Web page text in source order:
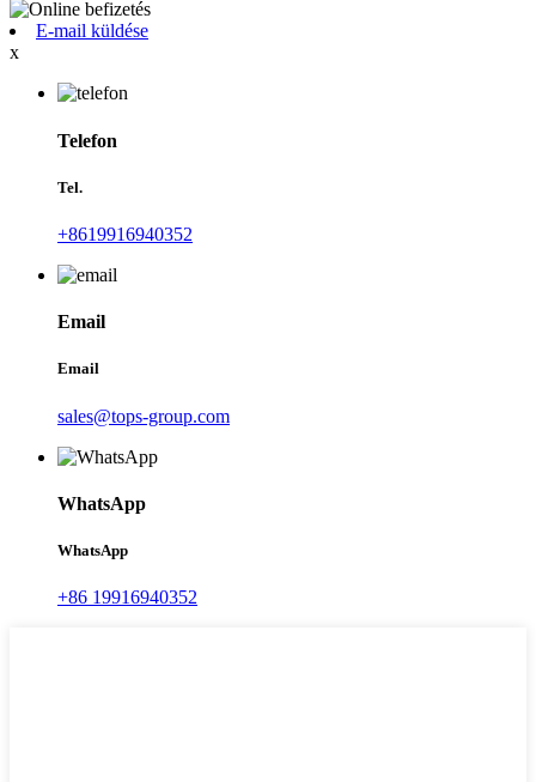
E-mail küldése
x
Telefon
Tel.
+8619916940352
Email
Email
sales@tops-group.com
WhatsApp
WhatsApp
+86 19916940352